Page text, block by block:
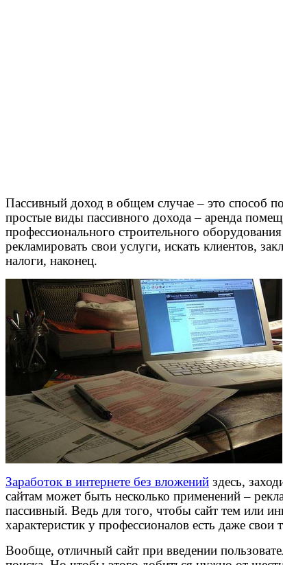
Пассивный доход в общем случае – это способ
простые виды пассивного дохода – аренда
профессионального строительного
рекламировать свои услуги, искать клиентов,
налоги, наконец.
Заработок в интернете без вложений здесь,
сайтам может быть несколько применений –
пассивный. Ведь для того, чтобы сайт тем или
характеристик у профессионалов есть даже свои
Вообще, отличный сайт при введении